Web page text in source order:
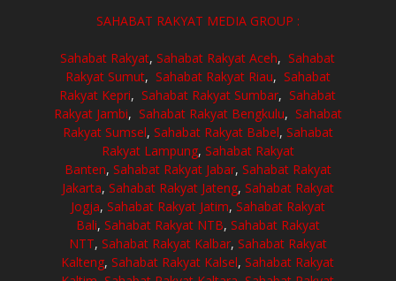
SAHABAT RAKYAT MEDIA GROUP :
Sahabat Rakyat,Sahabat Rakyat Aceh,Sahabat
Rakyat Sumut, Sahabat Rakyat Riau, Sahabat
Rakyat Kepri,Sahabat Rakyat Sumbar,Sahabat
Rakyat Jambi, Sahabat Rakyat Bengkulu, Sahabat
Rakyat Sumsel, Sahabat Rakyat Babel, Sahabat
Rakyat Lampung, Sahabat Rakyat
Banten, Sahabat Rakyat Jabar, Sahabat Rakyat
Jakarta, Sahabat Rakyat Jateng, Sahabat Rakyat
Jogja, Sahabat Rakyat Jatim, Sahabat Rakyat
Bali, Sahabat Rakyat NTB, Sahabat Rakyat
NTT, Sahabat Rakyat Kalbar, Sahabat Rakyat
Kalteng,Sahabat Rakyat Kalsel,Sahabat Rakyat